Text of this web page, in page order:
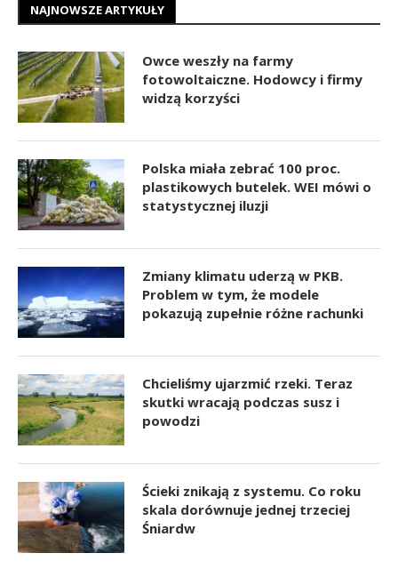
NAJNOWSZE ARTYKUŁY
Owce weszły na farmy
fotowoltaiczne. Hodowcy i firmy
widzą korzyści
Polska miała zebrać 100 proc.
plastikowych butelek. WEI mówi o
statystycznej iluzji
Zmiany klimatu uderzą w PKB.
Problem w tym, że modele
pokazują zupełnie różne rachunki
Chcieliśmy ujarzmić rzeki. Teraz
skutki wracają podczas susz i
powodzi
Ścieki znikają z systemu. Co roku
skala dorównuje jednej trzeciej
Śniardw